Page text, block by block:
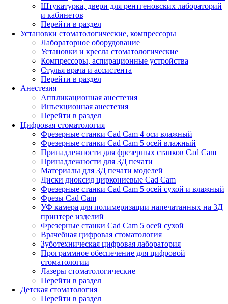
Штукатурка, двери для рентгеновских лабораторий
и кабинетов
Перейти в раздел
Установки стоматологические, компрессоры
Лабораторное оборудование
Установки и кресла стоматологические
Компрессоры, аспирационные устройства
Стулья врача и ассистента
Перейти в раздел
Анестезия
Аппликационная анестезия
Инъекционная анестезия
Перейти в раздел
Цифровая стоматология
Фрезерные станки Cad Cam 4 оси влажный
Фрезерные станки Cad Cam 5 осей влажный
Принадлежности для фрезерных станков Cad Cam
Принадлежности для 3Д печати
Материалы для 3Д печати моделей
Диски диоксид циркониевые Cad Cam
Фрезерные станки Cad Cam 5 осей сухой и влажный
Фрезы Cad Cam
УФ камера для полимеризации напечатанных на 3Д
принтере изделий
Фрезерные станки Cad Cam 5 осей сухой
Врачебная цифровая стоматология
Зуботехническая цифровая лаборатория
Программное обеспечение для цифровой
стоматологии
Лазеры стоматологические
Перейти в раздел
Детская стоматология
Перейти в раздел